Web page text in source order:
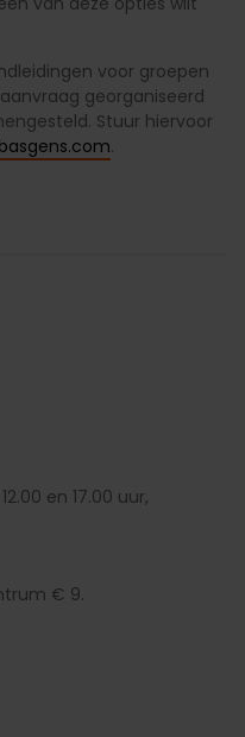
voor groepen
georganiseerd
Stuur hiervoor
.
en 17.00 uur,
€ 9.